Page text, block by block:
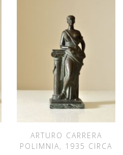
ARTURO CARRERA
POLIMNIA, 1935 CIRCA